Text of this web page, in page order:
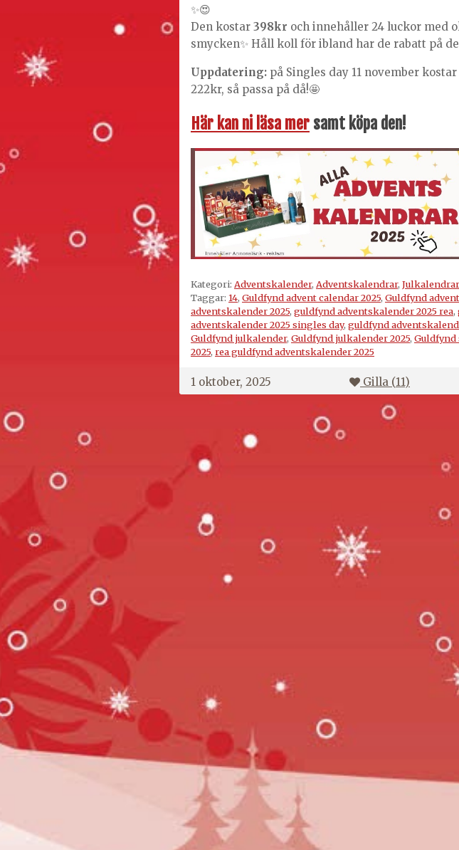
✨😍
Den kostar 398kr och innehåller 24 luckor med
smycken✨ Håll koll för ibland har de rabatt på
Uppdatering: på Singles day 11 november
222kr, så passa på då!🤩
Här kan ni läsa mer samt köpa den!
Kategori: Adventskalender, Adventskalendrar, Julkalendrar
Taggar: 14, Guldfynd advent calendar 2025, Guldfynd
adventskalender 2025, guldfynd adventskalender 2025 rea,
adventskalender 2025 singles day, guldfynd
Guldfynd julkalender, Guldfynd julkalender 2025, Guldfynd
2025, rea guldfynd adventskalender 2025
1 oktober, 2025 Gilla (11)